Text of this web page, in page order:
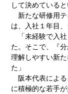
して決めていると
新たな研修用テ
は、入社１年目
「未経験で入社
た。そこで、『
理解しやすい新
た」
阪本代表による
に積極的な若手